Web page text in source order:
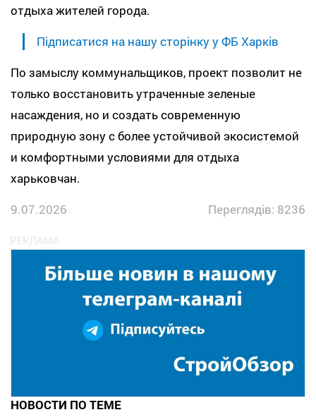
отдыха жителей города.
Підписатися на нашу сторінку у ФБ Харків
По замыслу коммунальщиков, проект позволит не
только восстановить утраченные зеленые
насаждения, но и создать современную
природную зону с более устойчивой экосистемой
и комфортными условиями для отдыха
харьковчан.
9.07.2026
Переглядів: 8236
НОВОСТИ ПО ТЕМЕ